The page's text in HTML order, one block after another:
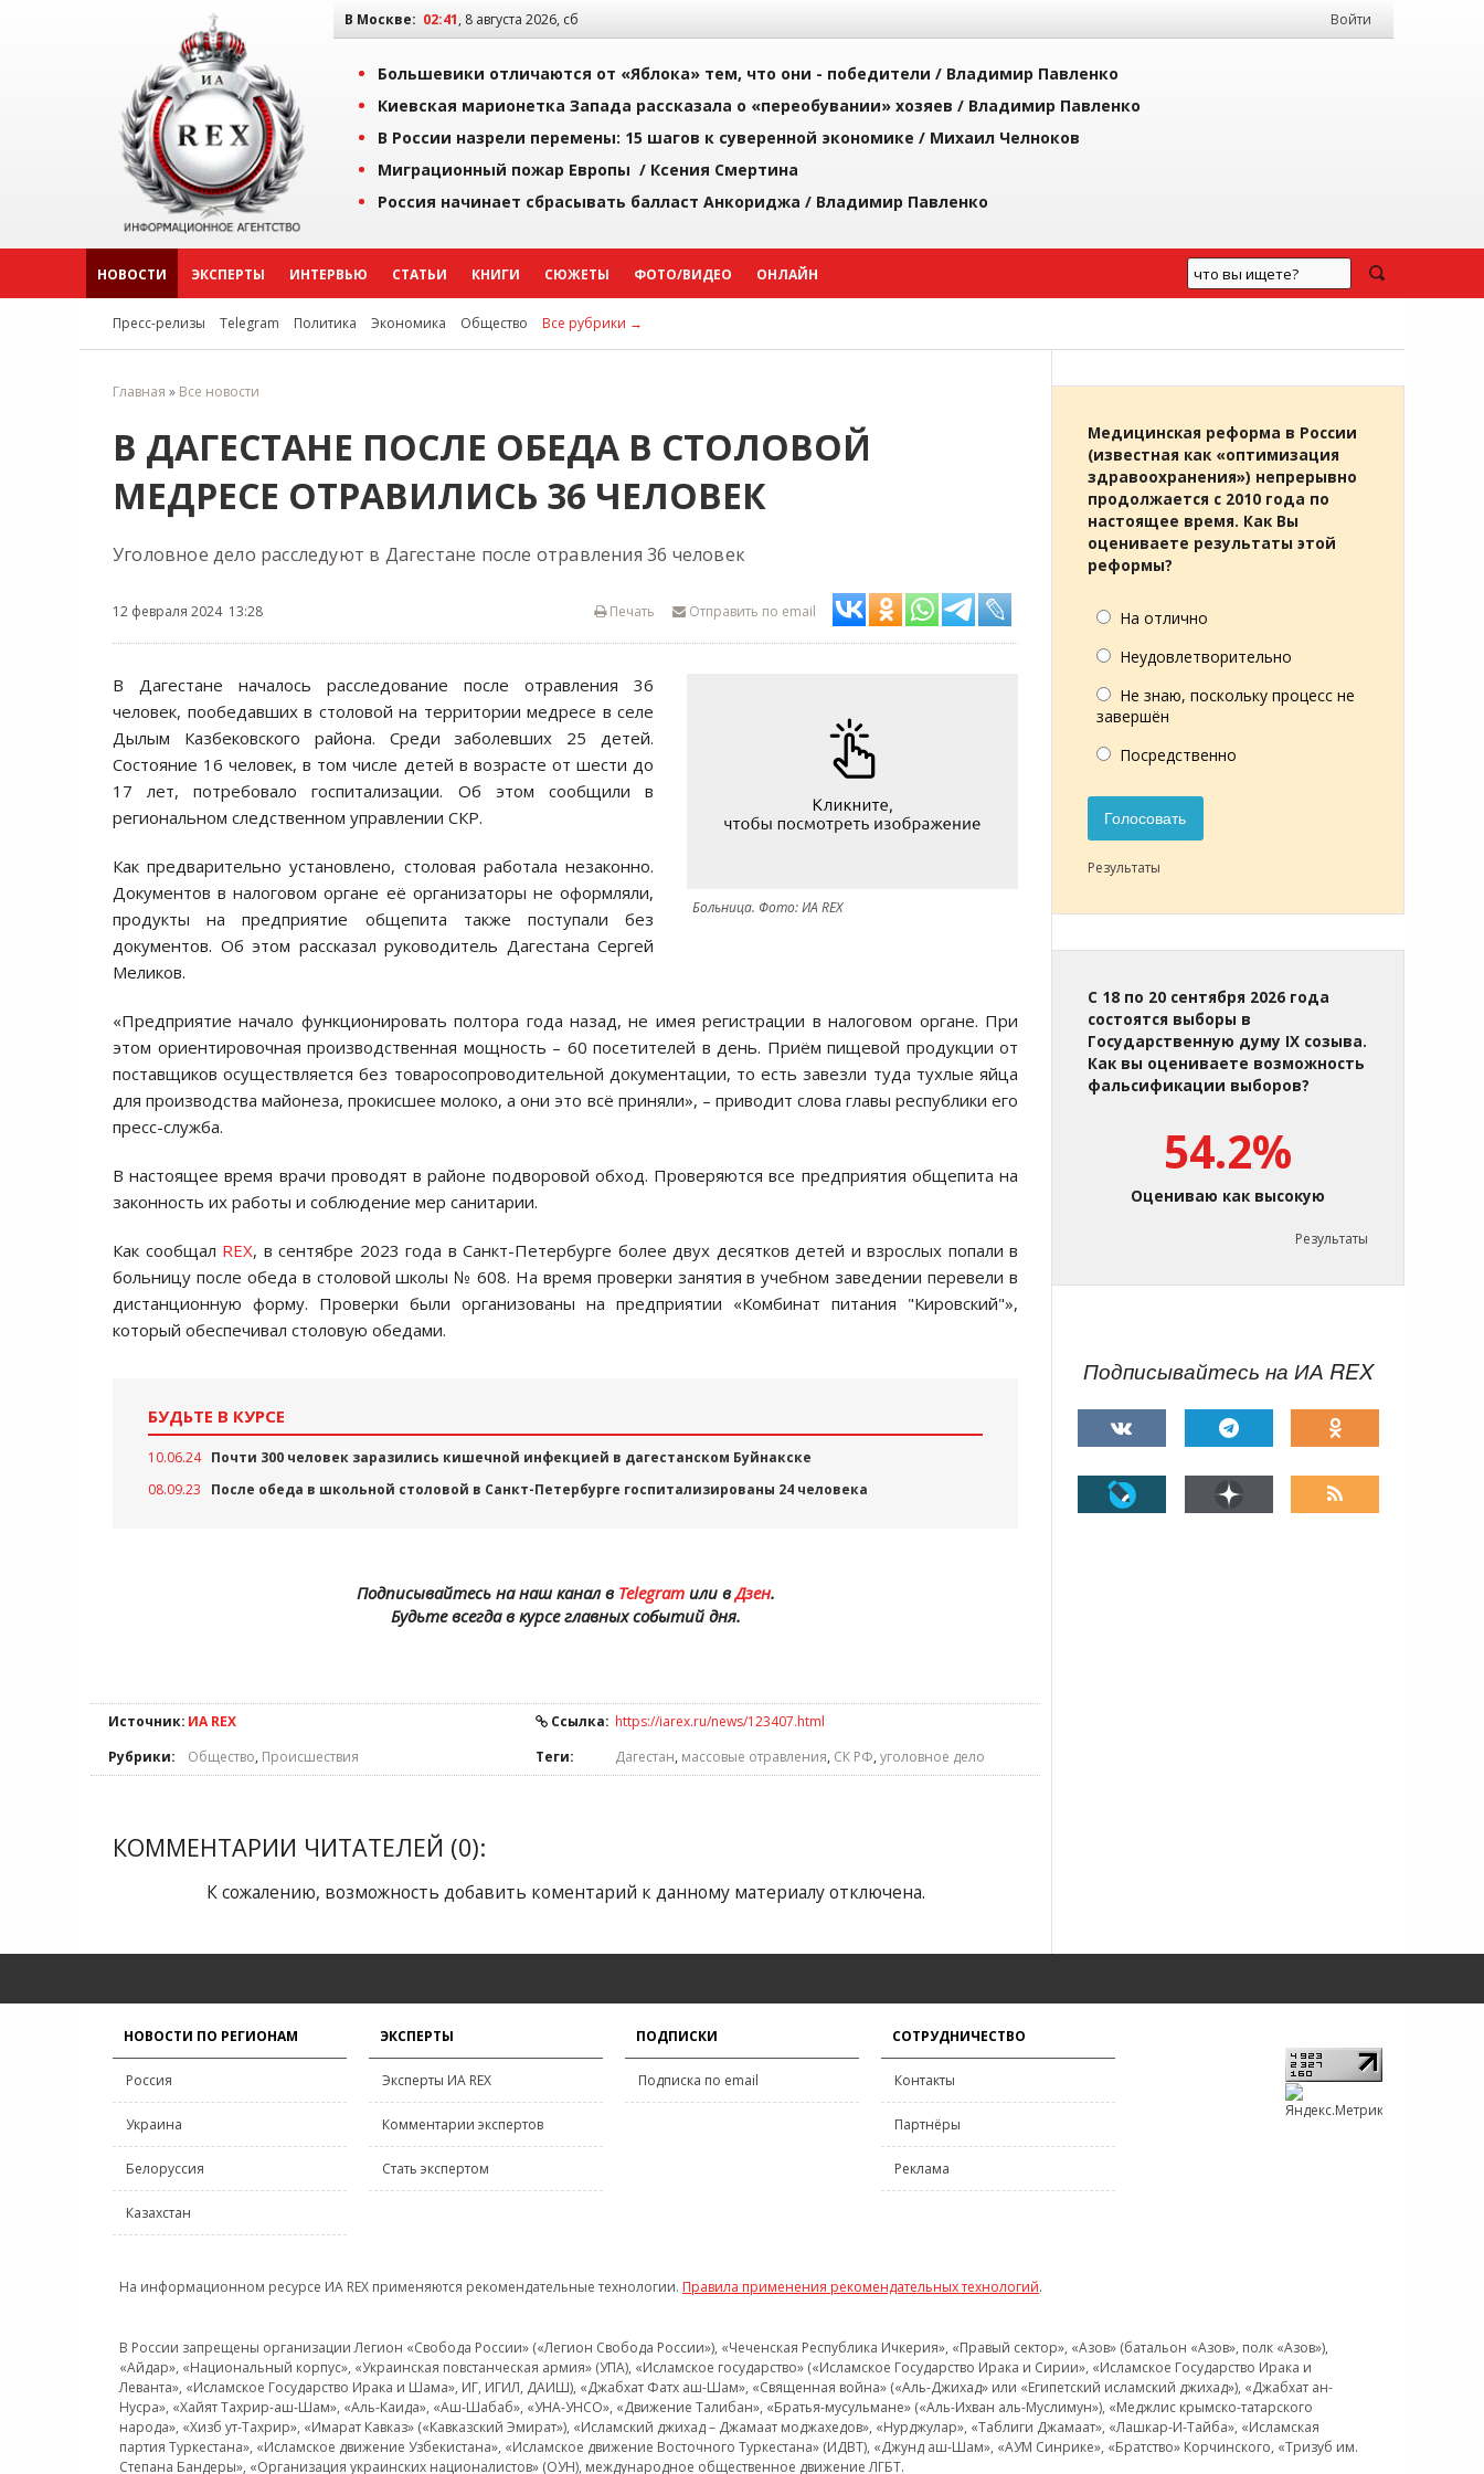
В Москве: 02:41, 8 августа 2026, сб Войти
Большевики отличаются от «Яблока» тем, что они - победители / Владимир Павленко
Киевская марионетка Запада рассказала о «переобувании» хозяев / Владимир Павленко
В России назрели перемены: 15 шагов к суверенной экономике / Михаил Челноков
Миграционный пожар Европы / Ксения Смертина
Россия начинает сбрасывать балласт Анкориджа / Владимир Павленко
НОВОСТИ ЭКСПЕРТЫ ИНТЕРВЬЮ СТАТЬИ КНИГИ СЮЖЕТЫ ФОТО/ВИДЕО ОНЛАЙН
Пресс-релизы Telegram Политика Экономика Общество Все рубрики →
Главная » Все новости
В ДАГЕСТАНЕ ПОСЛЕ ОБЕДА В СТОЛОВОЙ
МЕДРЕСЕ ОТРАВИЛИСЬ 36 ЧЕЛОВЕК
Уголовное дело расследуют в Дагестане после отравления 36 человек
12 февраля 2024 13:28 Отправить по email
Печать
Больница. Фото: ИА REX
В Дагестане началось расследование после отравления 36
человек, пообедавших в столовой на территории медресе в селе
Дылым Казбековского района. Среди заболевших 25 детей.
Состояние 16 человек, в том числе детей в возрасте от шести до
17 лет, потребовало госпитализации. Об этом сообщили в
региональном следственном управлении СКР.
Как предварительно установлено, столовая работала незаконно.
Документов в налоговом органе её организаторы не оформляли,
продукты на предприятие общепита также поступали без
документов. Об этом рассказал руководитель Дагестана Сергей
Меликов.
«Предприятие начало функционировать полтора года назад, не имея регистрации в налоговом органе. При
этом ориентировочная производственная мощность – 60 посетителей в день. Приём пищевой продукции от
поставщиков осуществляется без товаросопроводительной документации, то есть завезли туда тухлые яйца
для производства майонеза, прокисшее молоко, а они это всё приняли», – приводит слова главы республики его
пресс-служба.
В настоящее время врачи проводят в районе подворовой обход. Проверяются все предприятия общепита на
законность их работы и соблюдение мер санитарии.
Как сообщал REX, в сентябре 2023 года в Санкт-Петербурге более двух десятков детей и взрослых попали в
больницу после обеда в столовой школы № 608. На время проверки занятия в учебном заведении перевели в
дистанционную форму. Проверки были организованы на предприятии «Комбинат питания "Кировский"»,
который обеспечивал столовую обедами.
БУДЬТЕ В КУРСЕ
10.06.24 Почти 300 человек заразились кишечной инфекцией в дагестанском Буйнакске
08.09.23
После обеда в школьной столовой в Санкт-Петербурге госпитализированы 24 человека
Подписывайтесь на наш канал в Telegramили вДзен.
Будьте всегда в курсе главных событий дня.
Источник: ИА REX Ссылка: https://iarex.ru/news/123407.html
Рубрики:
Общество, Происшествия Теги: Дагестан, массовые отравления, СК РФ, уголовное дело
КОММЕНТАРИИ ЧИТАТЕЛЕЙ (0):
К сожалению, возможность добавить коментарий к данному материалу отключена.
Медицинская реформа в России
(известная как «оптимизация
здравоохранения») непрерывно
продолжается с 2010 года по
настоящее время. Как Вы
оцениваете результаты этой
реформы?
На отлично
Неудовлетворительно
Не знаю, поскольку процесс не
завершён
Посредственно
Голосовать
Результаты
С 18 по 20 сентября 2026 года
состоятся выборы в
Государственную думу IX созыва.
Как вы оцениваете возможность
фальсификации выборов?
54.2%
Оцениваю как высокую
Результаты
Подписывайтесь на ИА REX
НОВОСТИ ПО РЕГИОНАМ
Россия
Украина
Белоруссия
Казахстан
ЭКСПЕРТЫ
Эксперты ИА REX
Комментарии экспертов
Стать экспертом
ПОДПИСКИ
Подписка по email
СОТРУДНИЧЕСТВО
Контакты
Партнёры
Реклама
На информационном ресурсе ИА REX применяются рекомендательные технологии. Правила применения рекомендательных технологий.
В России запрещены организации Легион «Свобода России» («Легион Свобода России»), «Чеченская Республика Ичкерия», «Правый сектор», «Азов» (батальон «Азов», полк «Азов»),
«Айдар», «Национальный корпус», «Украинская повстанческая армия» (УПА), «Исламское государство» («Исламское Государство Ирака и Сирии», «Исламское Государство Ирака и
Леванта», «Исламское Государство Ирака и Шама», ИГ, ИГИЛ, ДАИШ), «Джабхат Фатх аш-Шам», «Священная война» («Аль-Джихад» или «Египетский исламский джихад»), «Джабхат ан-
Нусра», «Хайят Тахрир-аш-Шам», «Аль-Каида», «Аш-Шабаб», «УНА-УНСО», «Движение Талибан», «Братья-мусульмане» («Аль-Ихван аль-Муслимун»), «Меджлис крымско-татарского
народа», «Хизб ут-Тахрир», «Имарат Кавказ» («Кавказский Эмират»), «Исламский джихад – Джамаат моджахедов», «Нурджулар», «Таблиги Джамаат», «Лашкар-И-Тайба», «Исламская
партия Туркестана», «Исламское движение Узбекистана», «Исламское движение Восточного Туркестана» (ИДВТ), «Джунд аш-Шам», «АУМ Синрике», «Братство» Корчинского, «Тризуб им.
Степана Бандеры», «Организация украинских националистов» (ОУН), международное общественное движение ЛГБТ.